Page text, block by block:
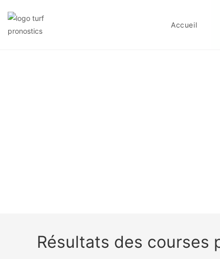
Accueil
Résultats des courses